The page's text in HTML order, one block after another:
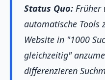
Status Quo: Früher
automatische Tools
Website in "1000
gleichzeitig"
differenzieren